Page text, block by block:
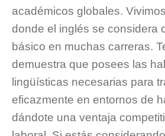
académicos globales.
donde el inglés se considera
básico en muchas carreras.
demuestra que posees las
lingüísticas necesarias para
eficazmente en entornos de
dándote una ventaja